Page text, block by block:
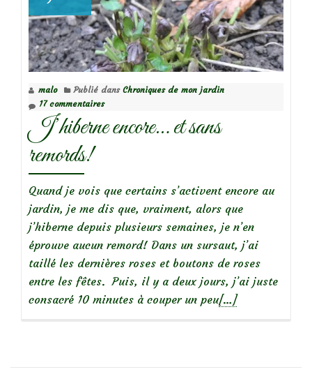
d’Orient
(helleborus
orientalis)
malo Publié dans Chroniques de mon jardin
17 commentaires
J’hiberne encore… et sans
remords!
Quand je vois que certains s’activent encore au
jardin, je me dis que, vraiment, alors que
j’hiberne depuis plusieurs semaines, je n’en
éprouve aucun remord! Dans un sursaut, j’ai
taillé les dernières roses et boutons de roses
entre les fêtes. Puis, il y a deux jours, j’ai juste
consacré 10 minutes à couper un peuEn
encore…
[…]